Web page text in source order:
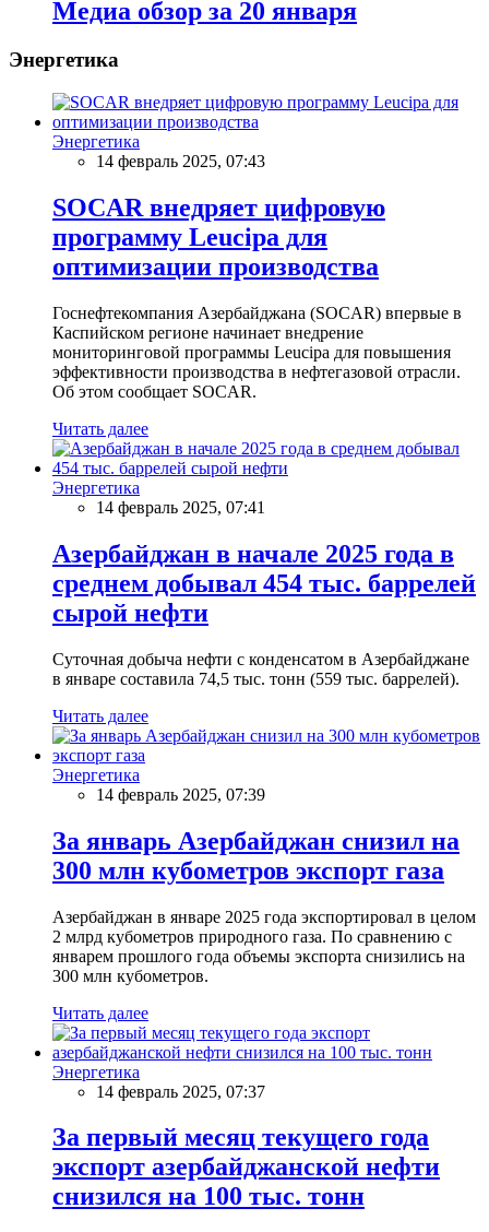
Meдиа обзор за 20 января
Энергетика
Энергетика
14 февраль 2025, 07:43
SOCAR внедряет цифровую
программу Leucipa для
оптимизации производства
Госнефтекомпания Азербайджана (SOCAR) впервые в
Каспийском регионе начинает внедрение
мониторинговой программы Leucipa для повышения
эффективности производства в нефтегазовой отрасли.
Об этом сообщает SOCAR.
Читать далее
Энергетика
14 февраль 2025, 07:41
Азербайджан в начале 2025 года в
среднем добывал 454 тыс. баррелей
сырой нефти
Суточная добыча нефти с конденсатом в Азербайджане
в январе составила 74,5 тыс. тонн (559 тыс. баррелей).
Читать далее
Энергетика
14 февраль 2025, 07:39
За январь Азербайджан снизил на
300 млн кубометров экспорт газа
Азербайджан в январе 2025 года экспортировал в целом
2 млрд кубометров природного газа. По сравнению с
январем прошлого года объемы экспорта снизились на
300 млн кубометров.
Читать далее
Энергетика
14 февраль 2025, 07:37
За первый месяц текущего года
экспорт азербайджанской нефти
снизился на 100 тыс. тонн